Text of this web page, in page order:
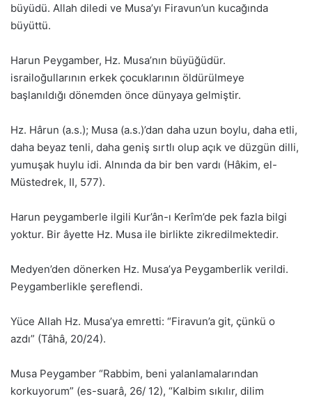
büyüdü. Allah diledi ve Musa’yı Firavun’un kucağında
büyüttü.
Harun Peygamber, Hz. Musa’nın büyüğüdür.
israiloğullarının erkek çocuklarının öldürülmeye
başlanıldığı dönemden önce dünyaya gelmiştir.
Hz. Hârun (a.s.); Musa (a.s.)’dan daha uzun boylu, daha etli,
daha beyaz tenli, daha geniş sırtlı olup açık ve düzgün dilli,
yumuşak huylu idi. Alnında da bir ben vardı (Hâkim, el-
Müstedrek, II, 577).
Harun peygamberle ilgili Kur’ân-ı Kerîm’de pek fazla bilgi
yoktur. Bir âyette Hz. Musa ile birlikte zikredilmektedir.
Medyen’den dönerken Hz. Musa’ya Peygamberlik verildi.
Peygamberlikle şereflendi.
Yüce Allah Hz. Musa’ya emretti: “Firavun’a git, çünkü o
azdı” (Tâhâ, 20/24).
Musa Peygamber “Rabbim, beni yalanlamalarından
korkuyorum” (es-suarâ, 26/ 12), “Kalbim sıkılır, dilim